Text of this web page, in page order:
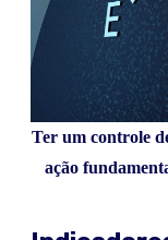
Ter um controle
ação